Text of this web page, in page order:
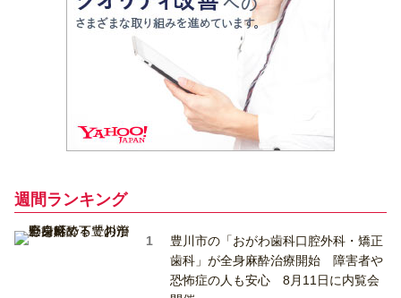
週間ランキング
豊川市の「おがわ歯科口腔外科・矯正
歯科」が全身麻酔治療開始 障害者や
恐怖症の人も安心 8月11日に内覧会